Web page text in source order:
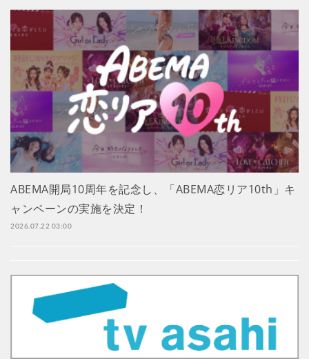
ABEMA開局10周年を記念し、「ABEMA恋リア10th」キ
ャンペーンの実施を決定！
2026.07.22 03:00